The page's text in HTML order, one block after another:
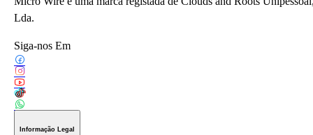
Lda.
Siga-nos Em
Informação Legal